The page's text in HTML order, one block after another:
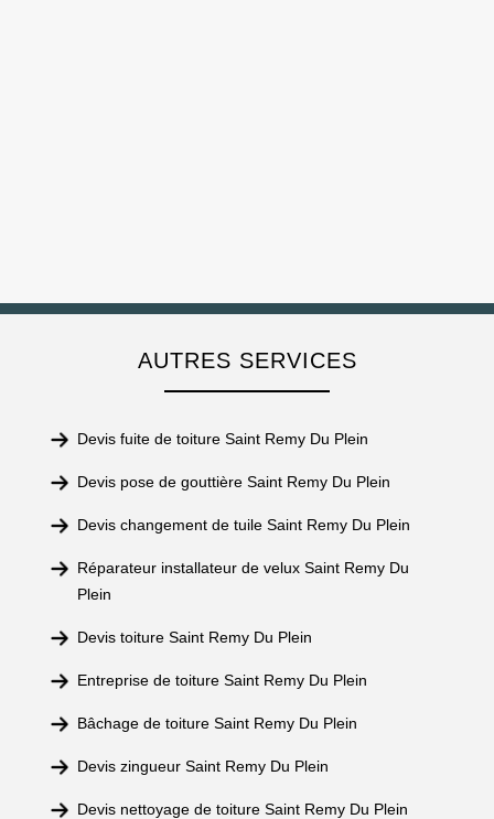
AUTRES SERVICES
Devis fuite de toiture Saint Remy Du Plein
Devis pose de gouttière Saint Remy Du Plein
Devis changement de tuile Saint Remy Du Plein
Réparateur installateur de velux Saint Remy Du
Plein
Devis toiture Saint Remy Du Plein
Entreprise de toiture Saint Remy Du Plein
Bâchage de toiture Saint Remy Du Plein
Devis zingueur Saint Remy Du Plein
Devis nettoyage de toiture Saint Remy Du Plein